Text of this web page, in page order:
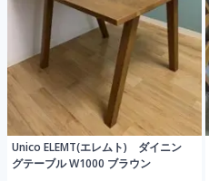
Unico ELEMT(エレムト) ダイニン
グテーブル W1000 ブラウン